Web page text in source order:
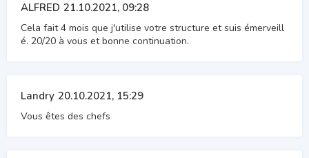
ALFRED 21.10.2021, 09:28
Cela fait 4 mois que j'utilise votre structure et suis émerveill
é. 20/20 à vous et bonne continuation.
Landry 20.10.2021, 15:29
Vous êtes des chefs